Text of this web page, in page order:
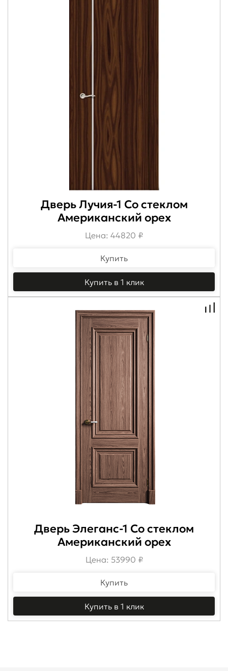
Дверь Лучия-1 Со стеклом
Американский орех
Цена: 44820 ₽
Купить
Купить в 1 клик
Дверь Элеганс-1 Со стеклом
Американский орех
Цена: 53990 ₽
Купить
Купить в 1 клик